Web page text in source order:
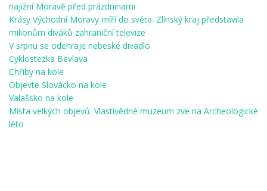
najižní Moravě před prázdninami
Krásy Východní Moravy míří do světa. Zlínský kraj představila
milionům diváků zahraniční televize
V srpnu se odehraje nebeské divadlo
Cyklostezka Bevlava
Chřiby na kole
Objevte Slovácko na kole
Valašsko na kole
Místa velkých objevů. Vlastivědné muzeum zve na Archeologické
léto